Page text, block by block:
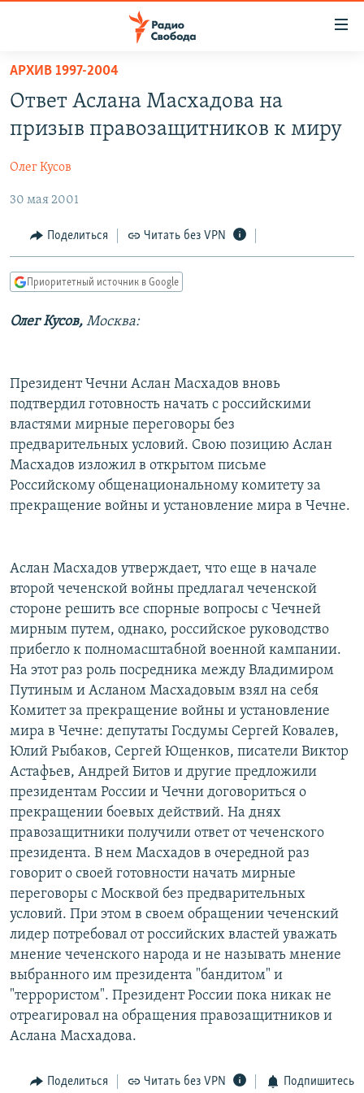
упрощенного
доступа
основному
Вернутся
главной
навигации
Вернутся
поиску
АВТОРСКИЕ ПРОЕКТЫ
ЦИТАТЫ СВОБОДЫ
МНЕНИЯ
КУЛЬТУРА
IDEL.РЕАЛИИ
КАВКАЗ.РЕАЛИИ
СЕВЕР.РЕАЛИИ
РАСПИСАНИЕ ВЕЩАНИЯ
ПОДПИШИТЕСЬ НА РАССЫЛКУ
СОЦИАЛЬНЫЕ СЕТИ
Все сайты РСЕ/РС
АРХИВ 1997-2004
Ответ Аслана Масхадова на
призыв правозащитников к миру
Олег Кусов
30 мая 2001
Поделиться Читать без VPN
Приоритетный источник в Google
Олег Кусов, Москва:
Президент Чечни Аслан Масхадов вновь
подтвердил готовность начать с российскими
властями мирные переговоры без
предварительных условий. Свою позицию Аслан
Масхадов изложил в открытом письме
Российскому общенациональному комитету за
прекращение войны и установление мира в Чечне.
Аслан Масхадов утверждает, что еще в начале
второй чеченской войны предлагал чеченской
стороне решить все спорные вопросы с Чечней
мирным путем, однако, российское руководство
прибегло к полномасштабной военной кампании.
На этот раз роль посредника между Владимиром
Путиным и Асланом Масхадовым взял на себя
Комитет за прекращение войны и установление
мира в Чечне: депутаты Госдумы Сергей Ковалев,
Юлий Рыбаков, Сергей Ющенков, писатели Виктор
Астафьев, Андрей Битов и другие предложили
президентам России и Чечни договориться о
прекращении боевых действий. На днях
правозащитники получили ответ от чеченского
президента. В нем Масхадов в очередной раз
говорит о своей готовности начать мирные
переговоры с Москвой без предварительных
условий. При этом в своем обращении чеченский
лидер потребовал от российских властей уважать
мнение чеченского народа и не называть мнение
выбранного им президента "бандитом" и
"террористом". Президент России пока никак не
отреагировал на обращения правозащитников и
Аслана Масхадова.
Поделиться Читать без VPN Подпишитесь